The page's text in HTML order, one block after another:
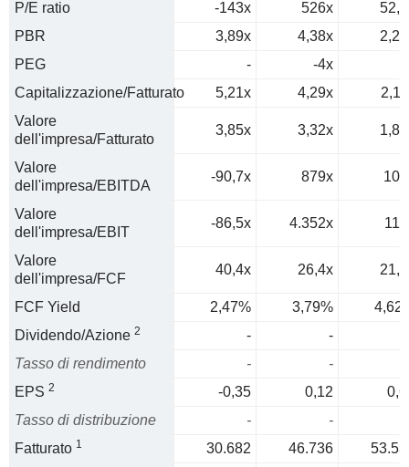
P/E ratio -143x 526x
PBR
3,89x 4,38x
PEG
- -4x
Capitalizzazione/Fatturato
5,21x 4,29x
Valore
dell'impresa/Fatturato
3,85x 3,32x
Valore
dell'impresa/EBITDA
-90,7x 879x
Valore
dell'impresa/EBIT
-86,5x 4.352x
Valore
dell'impresa/FCF
40,4x 26,4x
FCF Yield 2,47% 3,79%
Dividendo/Azione 2 -
-
Tasso di rendimento
-
-
EPS 2 -0,35 0,12
Tasso di distribuzione
-
-
Fatturato 1 30.682 46.736